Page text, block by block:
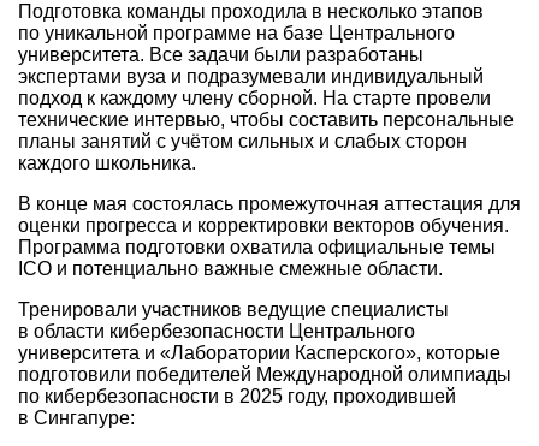
Подготовка команды проходила в несколько этапов
по уникальной программе на базе Центрального
университета. Все задачи были разработаны
экспертами вуза и подразумевали индивидуальный
подход к каждому члену сборной. На старте провели
технические интервью, чтобы составить персональные
планы занятий с учётом сильных и слабых сторон
каждого школьника.
В конце мая состоялась промежуточная аттестация для
оценки прогресса и корректировки векторов обучения.
Программа подготовки охватила официальные темы
ICO и потенциально важные смежные области.
Тренировали участников ведущие специалисты
в области кибербезопасности Центрального
университета и «Лаборатории Касперского», которые
подготовили победителей Международной олимпиады
по кибербезопасности в 2025 году, проходившей
в Сингапуре: